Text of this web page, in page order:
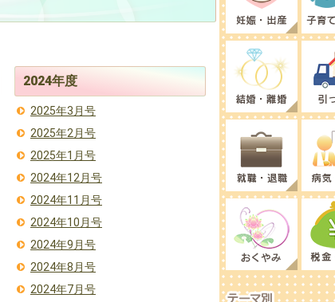
2024年度
2025年3月号
2025年2月号
2025年1月号
2024年12月号
2024年11月号
2024年10月号
2024年9月号
2024年8月号
2024年7月号